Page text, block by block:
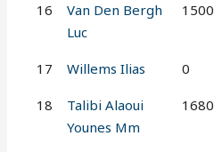
16
Van Den Bergh
Luc
1500
17 Willems Ilias 0
18
Talibi Alaoui
Younes Mm
1680